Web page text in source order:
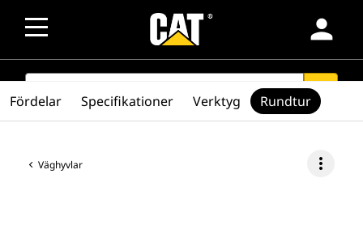
person
SEARCH search
Väghyvlar more_vert
Fördelar Specifikationer Verktyg Rundtur